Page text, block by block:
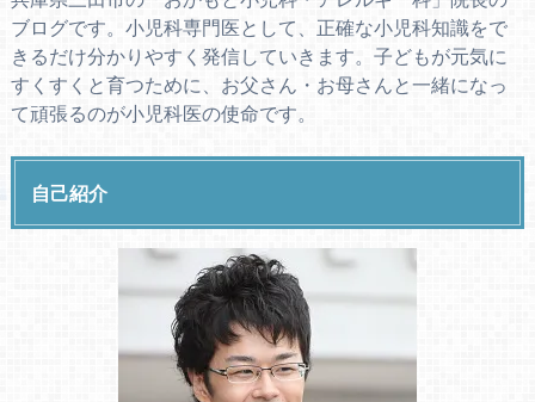
ブログです。小児科専門医として、正確な小児科知識をで
きるだけ分かりやすく発信していきます。子どもが元気に
すくすくと育つために、お父さん・お母さんと一緒になっ
て頑張るのが小児科医の使命です。
自己紹介